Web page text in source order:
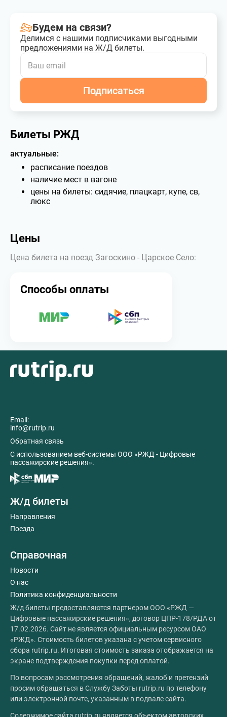
Будем на связи?
Делимся с нашими подписчиками выгодными
предложениями на Ж/Д билеты.
Подписаться
Билеты РЖД
актуальные:
расписание поездов
наличие мест в вагоне
цены на билеты: сидячие, плацкарт, купе, св,
люкс
Цены
Цена билета на поезд Загоскино - Царское Село:
Способы оплаты
Email:
info@rutrip.ru
Обратная связь
C использованием веб-системы ООО «РЖД - Цифровые
пассажирские решения».
Ж/д билеты
Направления
Поезда
Справочная
Новости
О нас
Политика конфиденциальности
Ж/д билеты предоставляются партнером ООО «РЖД —
Цифровые пассажирские решения», договор ЦПР-178/РДА от
17.02.2026. Сайт не является официальным ресурсом ОАО
«РЖД». Стоимость билетов указана с учетом сервисного
сбора rutrip.ru. Итоговая стоимость заказа отображается на
экране подтверждения покупки перед оплатой.
По вопросам рассмотрения обращений, жалоб и претензий
просим обращаться в Службу Заботы rutrip.ru по телефону
или электронной почте, указанным в подвале сайта.